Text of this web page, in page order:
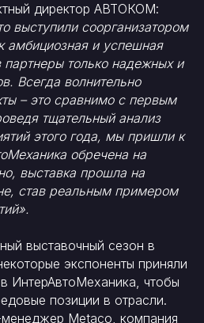
директор АВТОКОМ:
выступили соорганизатором
амбициозная и успешная
только надежных и
Всегда волнительно
– это сравнимо с первым
тщательный анализ
этого года, мы пришли к
обречена на
выставка прошла на
став реальным примером
выставочный сезон в
экспоненты приняли
ИнтерАвтоМеханика, чтобы
позиции в отрасли.
Metaco, компания